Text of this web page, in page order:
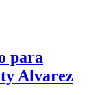
para
Alvarez